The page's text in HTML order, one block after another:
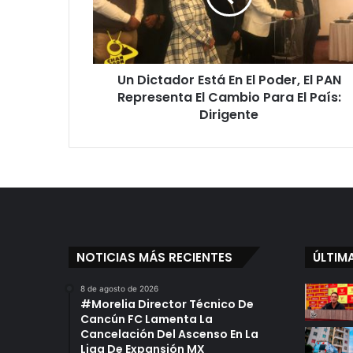
t
o
á
d
r
,
E
Un Dictador Está En El Poder, El PAN
Representa El Cambio Para El País:
Dirigente
NOTICIAS MÁS RECIENTES
8 de agosto de 2026
#Morelia Director Técnico De
Cancún FC Lamenta La
Cancelación Del Ascenso En La
Liga De Expansión MX